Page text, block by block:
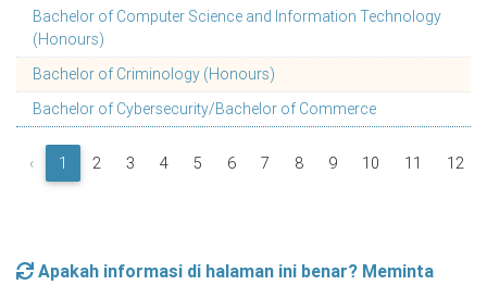
Bachelor of Computer Science and Information Technology
(Honours)
Bachelor of Criminology (Honours)
Bachelor of Cybersecurity/Bachelor of Commerce
‹ 1 2 3 4 5 6 7 8 9 10 11 12
Apakah informasi di halaman ini benar? Meminta